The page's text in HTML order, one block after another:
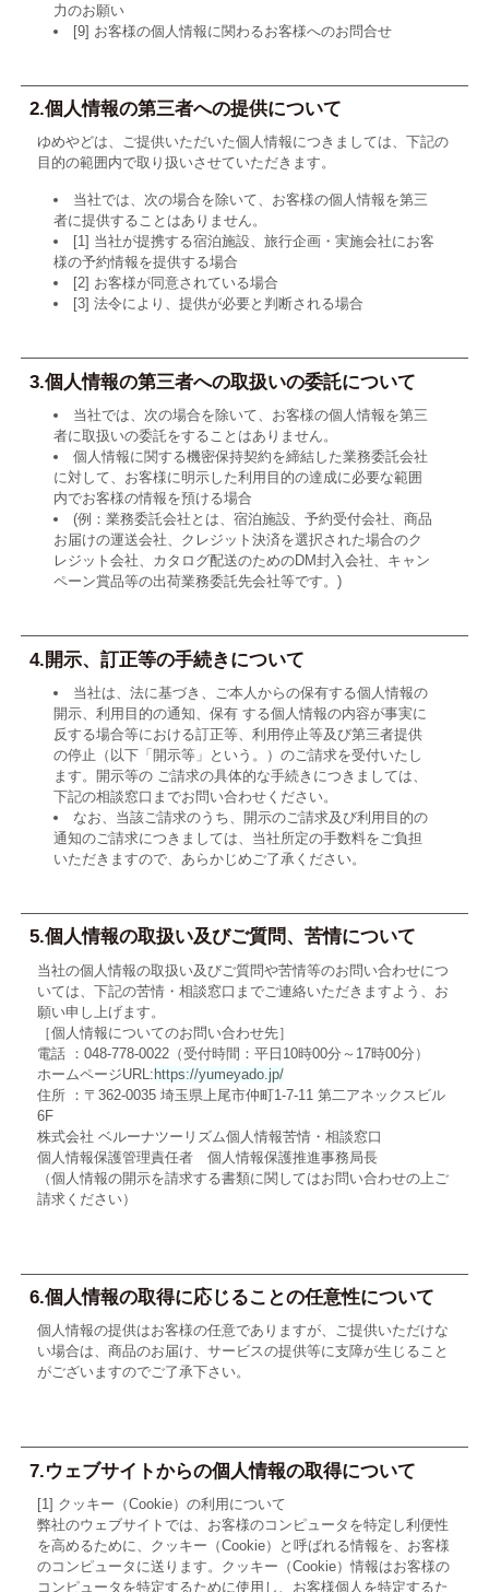
力のお願い
[9] お客様の個人情報に関わるお客様へのお問合せ
2.個人情報の第三者への提供について
ゆめやどは、ご提供いただいた個人情報につきましては、下記の
目的の範囲内で取り扱いさせていただきます。
当社では、次の場合を除いて、お客様の個人情報を第三
者に提供することはありません。
[1] 当社が提携する宿泊施設、旅行企画・実施会社にお客
様の予約情報を提供する場合
[2] お客様が同意されている場合
[3] 法令により、提供が必要と判断される場合
3.個人情報の第三者への取扱いの委託について
当社では、次の場合を除いて、お客様の個人情報を第三
者に取扱いの委託をすることはありません。
個人情報に関する機密保持契約を締結した業務委託会社
に対して、お客様に明示した利用目的の達成に必要な範囲
内でお客様の情報を預ける場合
(例：業務委託会社とは、宿泊施設、予約受付会社、商品
お届けの運送会社、クレジット決済を選択された場合のク
レジット会社、カタログ配送のためのDM封入会社、キャン
ペーン賞品等の出荷業務委託先会社等です。)
4.開示、訂正等の手続きについて
当社は、法に基づき、ご本人からの保有する個人情報の
開示、利用目的の通知、保有 する個人情報の内容が事実に
反する場合等における訂正等、利用停止等及び第三者提供
の停止（以下「開示等」という。）のご請求を受付いたし
ます。開示等の ご請求の具体的な手続きにつきましては、
下記の相談窓口までお問い合わせください。
なお、当該ご請求のうち、開示のご請求及び利用目的の
通知のご請求につきましては、当社所定の手数料をご負担
いただきますので、あらかじめご了承ください。
5.個人情報の取扱い及びご質問、苦情について
当社の個人情報の取扱い及びご質問や苦情等のお問い合わせにつ
いては、下記の苦情・相談窓口までご連絡いただきますよう、お
願い申し上げます。
［個人情報についてのお問い合わせ先］
電話 ：048-778-0022（受付時間：平日10時00分～17時00分）
ホームページURL:https://yumeyado.jp/
住所 ：〒362-0035 埼玉県上尾市仲町1-7-11 第二アネックスビル
6F
株式会社 ベルーナツーリズム個人情報苦情・相談窓口
個人情報保護管理責任者 個人情報保護推進事務局長
（個人情報の開示を請求する書類に関してはお問い合わせの上ご
請求ください）
6.個人情報の取得に応じることの任意性について
個人情報の提供はお客様の任意でありますが、ご提供いただけな
い場合は、商品のお届け、サービスの提供等に支障が生じること
がございますのでご了承下さい。
7.ウェブサイトからの個人情報の取得について
[1] クッキー（Cookie）の利用について
弊社のウェブサイトでは、お客様のコンピュータを特定し利便性
を高めるために、クッキー（Cookie）と呼ばれる情報を、お客様
のコンピュータに送ります。クッキー（Cookie）情報はお客様の
コンピュータを特定するために使用し、お客様個人を特定するた